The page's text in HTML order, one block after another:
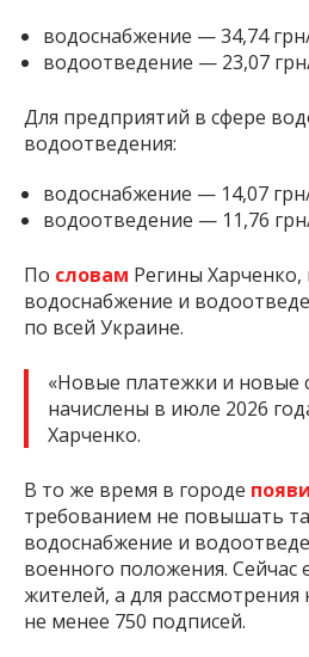
водоснабжение — 34,74
водоотведение — 23,07
Для предприятий в сфере
водоотведения:
водоснабжение — 14,07
водоотведение — 11,76
По словам Регины
водоснабжение и
по всей Украине.
«Новые платежки и новые
начислены в июле 2026
Харченко.
В то же время в городе
требованием не повышать
водоснабжение и
военного положения. Сейчас
жителей, а для
не менее 750 подписей.